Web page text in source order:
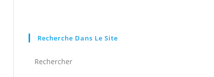
Recherche Dans Le Site